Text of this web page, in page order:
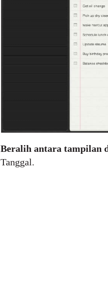
Beralih antara tampilan
Tanggal.